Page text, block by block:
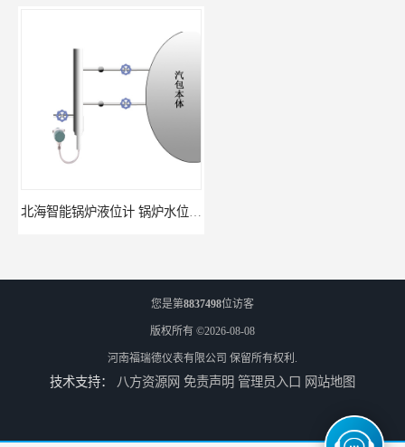
北海智能锅炉液位计 锅炉水位计厂商 自动适应自动校准
FMP43 润滑油雷达液位计 能够提供定制服务 云南高加智能锅炉汽包液位计 窑头窑尾液位计
您是第8837498位访客
版权所有 ©2026-08-08
河南福瑞德仪表有限公司 保留所有权利.
技术支持： 八方资源网 免责声明 管理员入口 网站地图